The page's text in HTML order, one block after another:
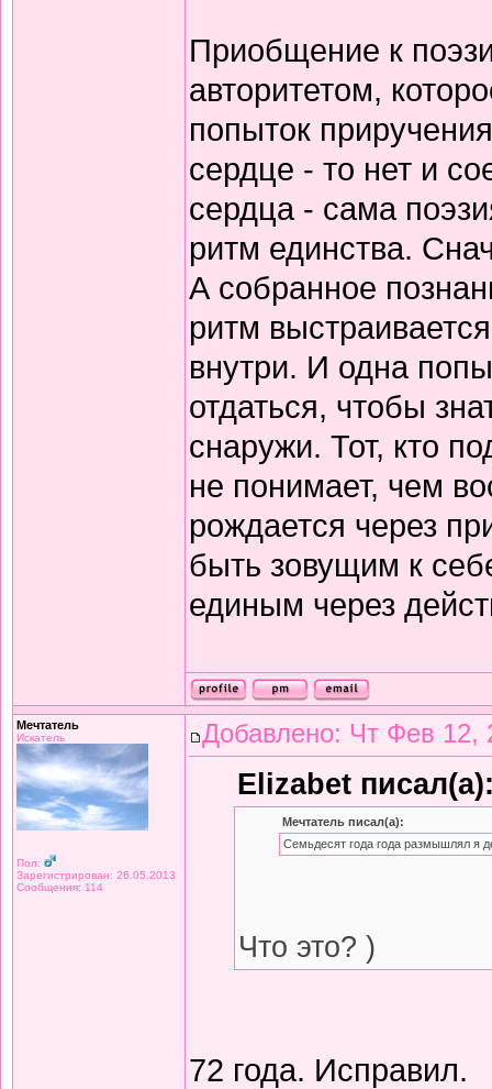
Приобщение к
авторитетом,
попыток
сердце - то нет и
сердца - сама
ритм единства.
А собранное
ритм
внутри. И одна
отдаться, чтобы
снаружи. Тот, кто
не понимает, чем
рождается через
быть зовущим к
единым через
Мечтатель
Искатель
Пол:
Зарегистрирован: 26.05.2013
Сообщения: 114
Добавлено: Чт Фев 12,
Elizabet
Мечтатель писал(а):
Семьдесят года года размышлял я
Что это? )
72 года. Исправил.